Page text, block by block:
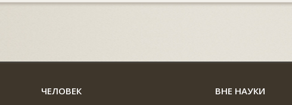
ЧЕЛОВЕК ВНЕ НАУКИ